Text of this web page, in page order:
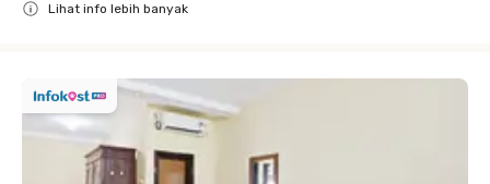
Lihat info lebih banyak